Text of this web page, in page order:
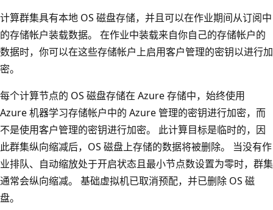
计算群集具有本地 OS 磁盘存储，并且可以在作业期间从订阅中
的存储帐户装载数据。 在作业中装载来自你自己的存储帐户的
数据时，你可以在这些存储帐户上启用客户管理的密钥以进行加
密。
每个计算节点的 OS 磁盘存储在 Azure 存储中，始终使用
Azure 机器学习存储帐户中的 Azure 管理的密钥进行加密，而
不是使用客户管理的密钥进行加密。 此计算目标是临时的，因
此群集纵向缩减后，OS 磁盘上存储的数据将被删除。 当没有作
业排队、自动缩放处于开启状态且最小节点数设置为零时，群集
通常会纵向缩减。 基础虚拟机已取消预配，并已删除 OS 磁
盘。